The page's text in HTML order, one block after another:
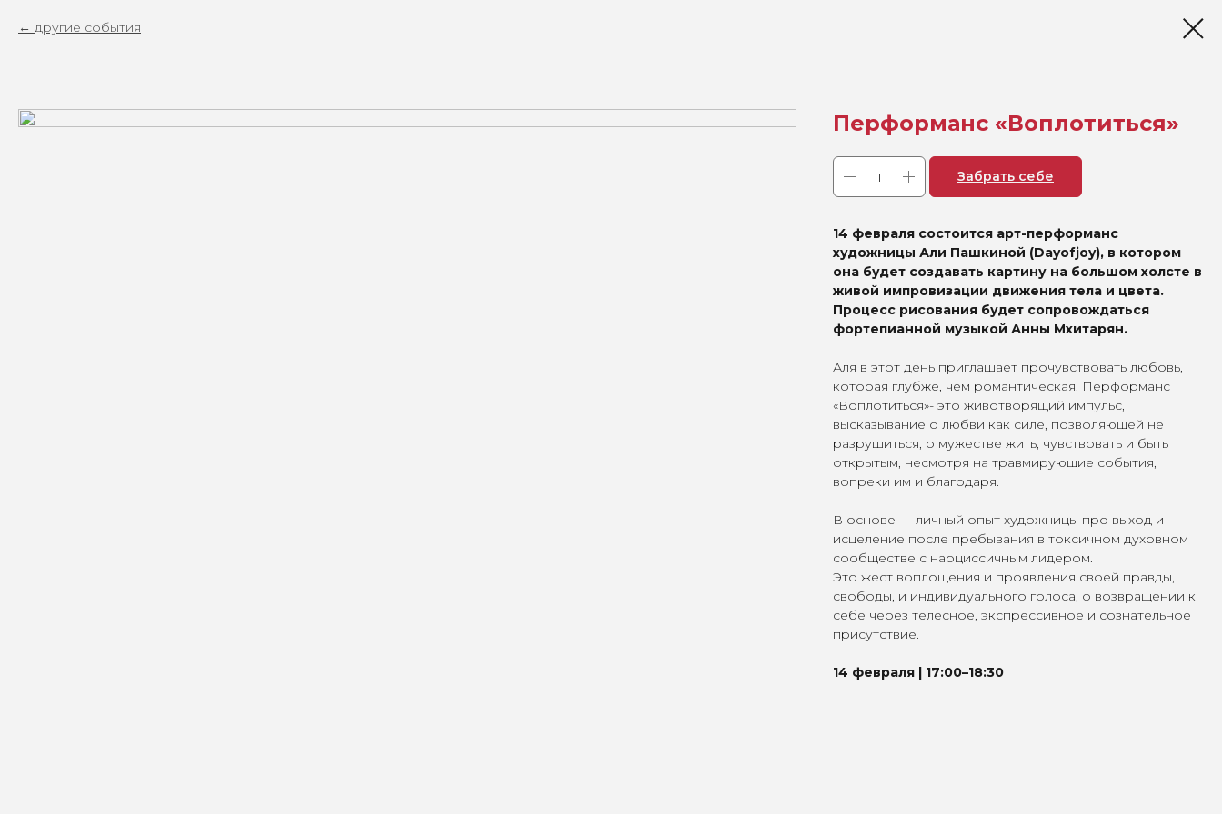
другие события
Перформанс «Воплотиться»
Забрать себе
14 февраля состоится арт-перформанс
художницы Али Пашкиной (Dayofjoy), в котором
она будет создавать картину на большом холсте в
живой импровизации движения тела и цвета.
Процесс рисования будет сопровождаться
фортепианной музыкой Анны Мхитарян.
Аля в этот день приглашает прочувствовать любовь,
которая глубже, чем романтическая. Перформанс
«Воплотиться»- это животворящий импульс,
высказывание о любви как силе, позволяющей не
разрушиться, о мужестве жить, чувствовать и быть
открытым, несмотря на травмирующие события,
вопреки им и благодаря.
В основе — личный опыт художницы про выход и
исцеление после пребывания в токсичном духовном
сообществе с нарциссичным лидером.
Это жест воплощения и проявления своей правды,
свободы, и индивидуального голоса, о возвращении к
себе через телесное, экспрессивное и сознательное
присутствие.
14 февраля | 17:00–18:30